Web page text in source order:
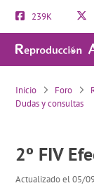
239K
2º
Inicio Foro
Dudas y consultas
2º FIV
Actualizado el 05/